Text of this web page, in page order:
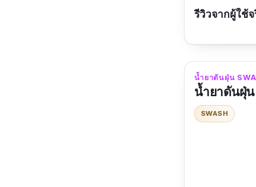
รีวิวจากผู้ใช้จ
น้ำยาดันฝุ่น
น้ำยาดันฝุ่น
SWASH